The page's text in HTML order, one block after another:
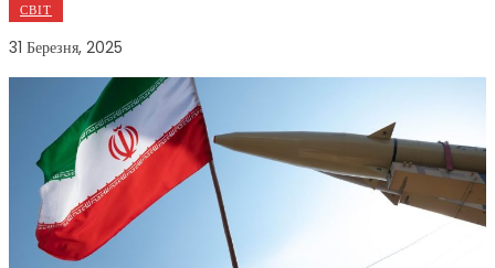
СВІТ
31 Березня, 2025